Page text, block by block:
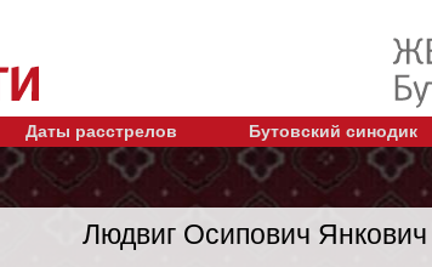
Даты расстрелов Бутовский синодик
Людвиг Осипович Янкович